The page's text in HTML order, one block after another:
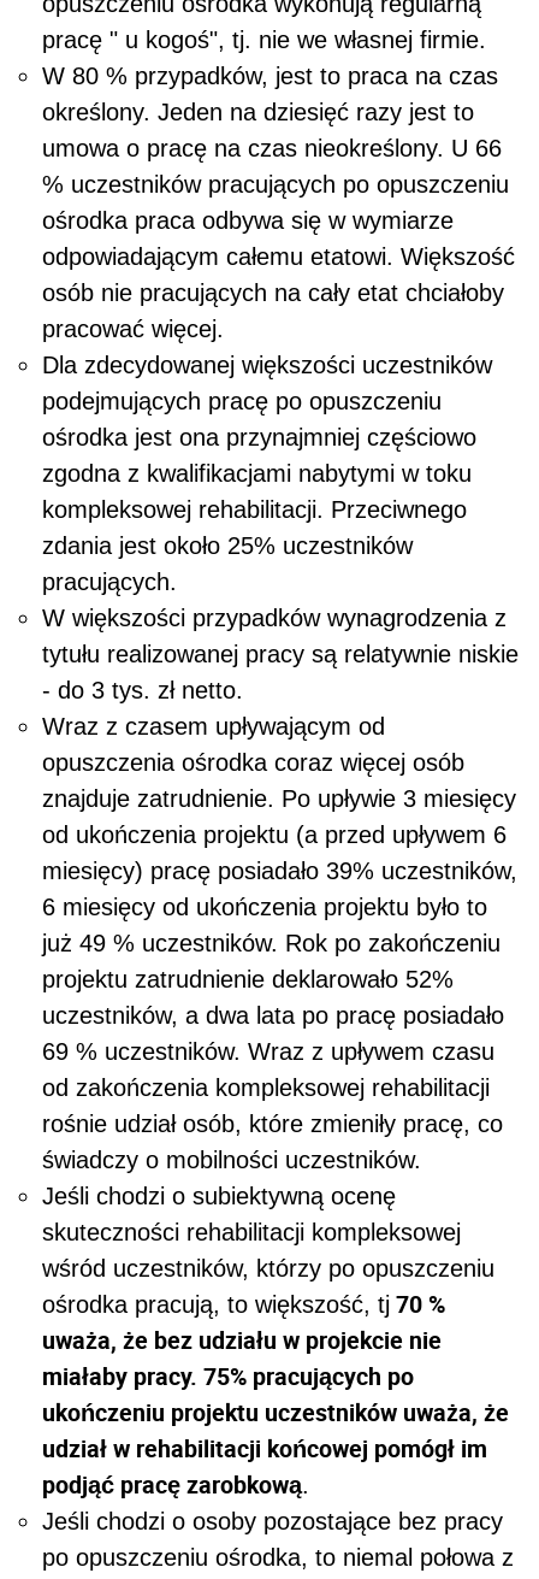
pracę " u kogoś", tj. nie we własnej firmie.
W 80 % przypadków, jest to praca na czas
określony. Jeden na dziesięć razy jest to
umowa o pracę na czas nieokreślony. U 66
% uczestników pracujących po opuszczeniu
ośrodka praca odbywa się w wymiarze
odpowiadającym całemu etatowi. Większość
osób nie pracujących na cały etat chciałoby
pracować więcej.
Dla zdecydowanej większości uczestników
podejmujących pracę po opuszczeniu
ośrodka jest ona przynajmniej częściowo
zgodna z kwalifikacjami nabytymi w toku
kompleksowej rehabilitacji. Przeciwnego
zdania jest około 25% uczestników
pracujących.
W większości przypadków wynagrodzenia z
tytułu realizowanej pracy są relatywnie niskie
- do 3 tys. zł netto.
Wraz z czasem upływającym od
opuszczenia ośrodka coraz więcej osób
znajduje zatrudnienie. Po upływie 3 miesięcy
od ukończenia projektu (a przed upływem 6
miesięcy) pracę posiadało 39% uczestników,
6 miesięcy od ukończenia projektu było to
już 49 % uczestników. Rok po zakończeniu
projektu zatrudnienie deklarowało 52%
uczestników, a dwa lata po pracę posiadało
69 % uczestników. Wraz z upływem czasu
od zakończenia kompleksowej rehabilitacji
rośnie udział osób, które zmieniły pracę, co
świadczy o mobilności uczestników.
Jeśli chodzi o subiektywną ocenę
skuteczności rehabilitacji kompleksowej
wśród uczestników, którzy po opuszczeniu
ośrodka pracują, to większość, tj 70 %
uważa, że bez udziału w projekcie nie
miałaby pracy. 75% pracujących po
ukończeniu projektu uczestników uważa, że
udział w rehabilitacji końcowej pomógł im
podjąć pracę zarobkową.
Jeśli chodzi o osoby pozostające bez pracy
po opuszczeniu ośrodka, to niemal połowa z